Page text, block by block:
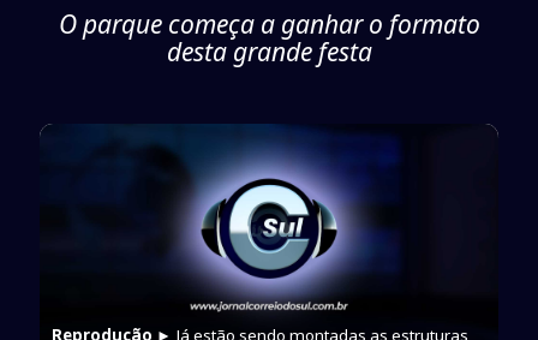
O parque começa a ganhar o formato
desta grande festa
Reprodução ► Já estão sendo montadas as estruturas